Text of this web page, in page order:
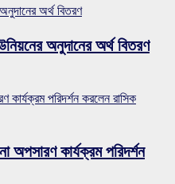
অর্থ বিতরণ
অনুদানের অর্থ বিতরণ
কার্যক্রম পরিদর্শন করলেন রাসিক
অপসারণ কার্যক্রম পরিদর্শন